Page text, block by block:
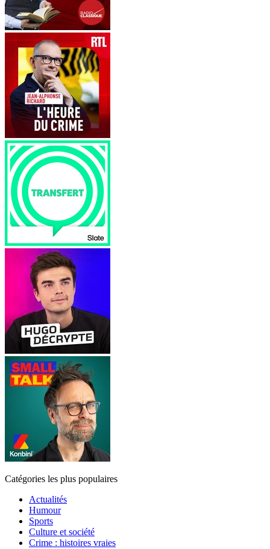
Catégories les plus populaires
Actualités
Humour
Sports
Culture et société
Crime : histoires vraies